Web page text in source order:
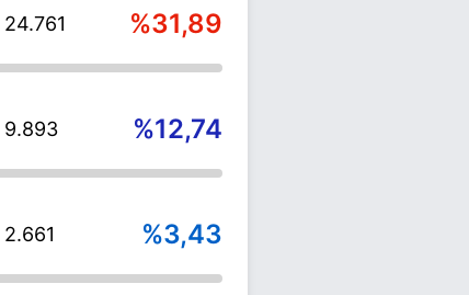
24.761 %31,89
9.893 %12,74
2.661 %3,43